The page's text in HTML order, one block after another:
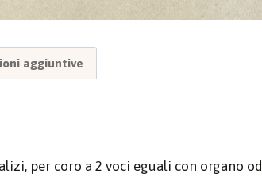
aggiuntive
per coro a 2 voci eguali con organo